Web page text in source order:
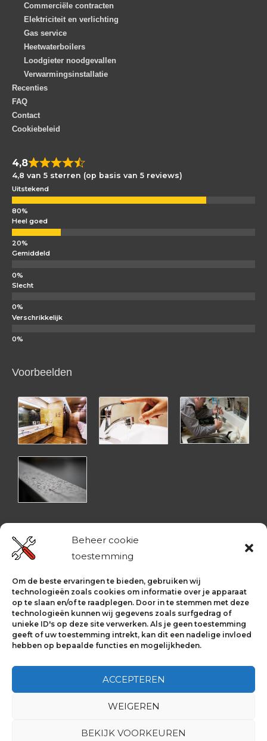
Beheer cookie
toestemming
Om de beste ervaringen te bieden, gebruiken wij
technologieën zoals cookies om informatie over je apparaat
op te slaan en/of te raadplegen. Door in te stemmen met deze
technologieën kunnen wij gegevens zoals surfgedrag of
unieke ID's op deze site verwerken. Als je geen toestemming
geeft of uw toestemming intrekt, kan dit een nadelige invloed
hebben op bepaalde functies en mogelijkheden.
ACCEPTEREN
WEIGEREN
BEKIJK VOORKEUREN
Commerciële contracten
Elektriciteit en verlichting
Gas service
Heetwaterboilers
Loodgieter noodgevallen
Verwarmingsinstallatie
Recenties
FAQ
Contact
Cookiebeleid
4,8
4,8 van 5 sterren (op basis van 5 reviews)
Uitstekend
Heel goed
Gemiddeld
Slecht
Verschrikkelijk
Voorbeelden
Adres van de makers
Jrdwebdesign
Wilgenroos 42
3628 NS Kockengen
06-51689474
Copyright © 2026Voorbeeld | Loodgieter |